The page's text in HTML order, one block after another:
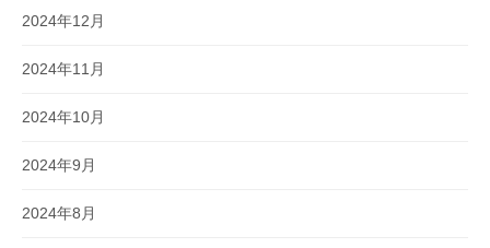
2024年12月
2024年11月
2024年10月
2024年9月
2024年8月